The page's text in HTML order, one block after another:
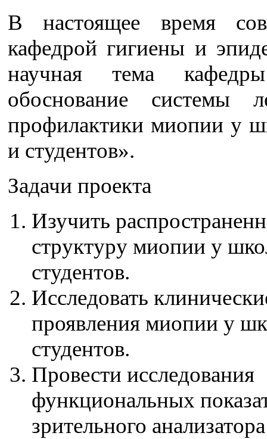
В настоящее время
кафедрой гигиены и
научная тема
обоснование системы
профилактики миопии у
и студентов».
Задачи проекта
Изучить
структуру миопии у
студентов.
Исследовать
проявления миопии у
студентов.
Провести исследования
функциональных
зрительного